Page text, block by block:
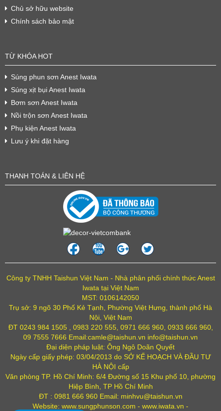
Chủ sở hữu website
Chính sách bảo mật
TỪ KHÓA HOT
Súng phun sơn Anest Iwata
Súng xịt bụi Anest Iwata
Bơm sơn Anest Iwata
Nồi trộn sơn Anest Iwata
Phụ kiện Anest Iwata
Lưu ý khi đặt hàng
THANH TOÁN & LIÊN HỆ
Công ty TNHH Taishun Việt Nam - Nhà phân phối chính thức Anest
Iwata tại Việt Nam
MST: 0106142050
Trụ sở: 9 ngõ 30 Phố Kẻ Tạnh, Phường Việt Hưng, thành phố Hà
Nội, Việt Nam
ĐT 0243 984 1505 , 0983 220 555, 0971 666 960, 0933 666 960,
09 7555 7666 Email:camle@taishun.vn info@taishun.vn
Đại diện pháp luật: Ông Ngô Doãn Quyết
Ngày cấp giấy phép: 03/04/2013 do SỞ KẾ HOẠCH VÀ ĐẦU TƯ
HÀ NỘI cấp
Văn phòng TP. Hồ Chí Minh: 6/4 Đường số 15 Khu phố 10, phường
Hiệp Bình, TP Hồ Chí Minh
ĐT : 0981 666 960 Email: minhvu@taishun.vn
Website: www.sungphunson.com - www.iwata.vn -